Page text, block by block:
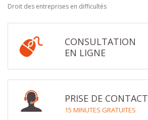
Droit des entreprises en difficultés
CONSULTATION
EN LIGNE
PRISE DE CONTACT
15 MINUTES GRATUITES